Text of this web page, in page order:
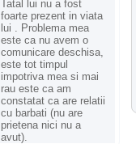
Tatal lui nu a fost
foarte prezent in viata
lui . Problema mea
este ca nu avem o
comunicare deschisa,
este tot timpul
impotriva mea si mai
rau este ca am
constatat ca are relatii
cu barbati (nu are
prietena nici nu a
avut).